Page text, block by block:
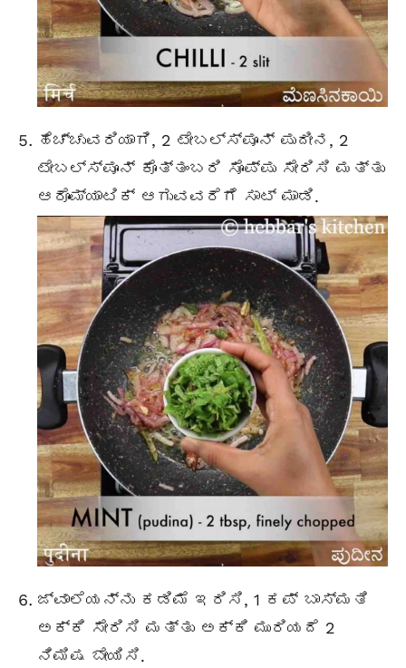
ಹೆಚ್ಚುವರಿಯಾಗಿ, 2 ಟೇಬಲ್ಸ್ಪೂನ್ ಪುದೀನ, 2
ಟೇಬಲ್ಸ್ಪೂನ್ ಕೊತ್ತಂಬರಿ ಸೊಪ್ಪು ಸೇರಿಸಿ ಮತ್ತು
ಆರೊಮ್ಯಾಟಿಕ್ ಆಗುವವರೆಗೆ ಸಾಟ್ ಮಾಡಿ.
ಜ್ವಾಲೆಯನ್ನು ಕಡಿಮೆ ಇರಿಸಿ, 1 ಕಪ್ ಬಾಸ್ಮತಿ
ಅಕ್ಕಿ ಸೇರಿಸಿ ಮತ್ತು ಅಕ್ಕಿ ಮುರಿಯದೆ 2
ನಿಮಿಷ ಬೇಯಿಸಿ.